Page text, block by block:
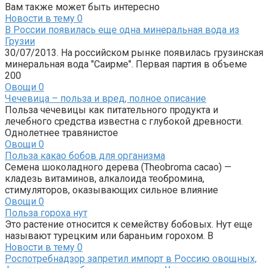
Вам также может быть интересно
Новости в тему 0
В России появилась еще одна минеральная вода из
Грузии
30/07/2013. На российском рынке появилась грузинская
минеральная вода "Саирме". Первая партия в объеме
200
Овощи 0
Чечевица – польза и вред, полное описание
Польза чечевицы как питательного продукта и
лечебного средства известна с глубокой древности.
Однолетнее травянистое
Овощи 0
Польза какао бобов для организма
Семена шоколадного дерева (Theobroma cacao) —
кладезь витаминов, алкалоида теобромина,
стимуляторов, оказывающих сильное влияние
Овощи 0
Польза гороха нут
Это растение относится к семейству бобовых. Нут еще
называют турецким или бараньим горохом. В
Новости в тему 0
Роспотребнадзор запретил импорт в Россию овощных,